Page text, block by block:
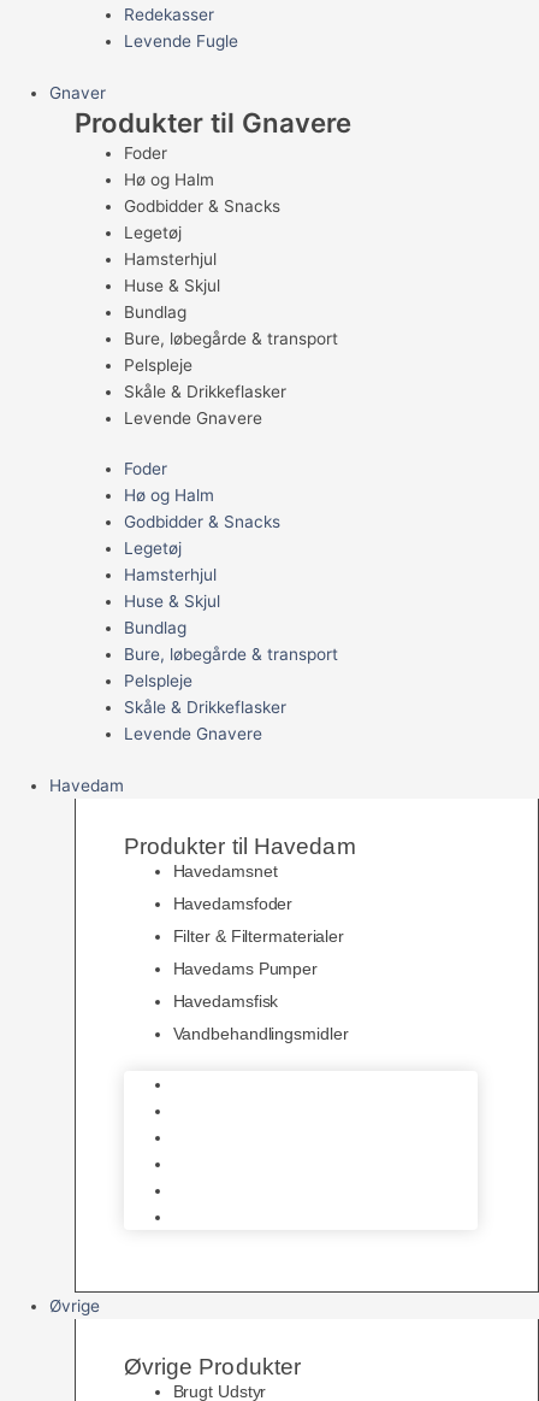
Redekasser
Levende Fugle
Gnaver
Produkter til Gnavere
Foder
Hø og Halm
Godbidder & Snacks
Legetøj
Hamsterhjul
Huse & Skjul
Bundlag
Bure, løbegårde & transport
Pelspleje
Skåle & Drikkeflasker
Levende Gnavere
Foder
Hø og Halm
Godbidder & Snacks
Legetøj
Hamsterhjul
Huse & Skjul
Bundlag
Bure, løbegårde & transport
Pelspleje
Skåle & Drikkeflasker
Levende Gnavere
Havedam
Produkter til Havedam
Havedamsnet
Havedamsfoder
Filter & Filtermaterialer
Havedams Pumper
Havedamsfisk
Vandbehandlingsmidler
Øvrige
Øvrige Produkter
Brugt Udstyr